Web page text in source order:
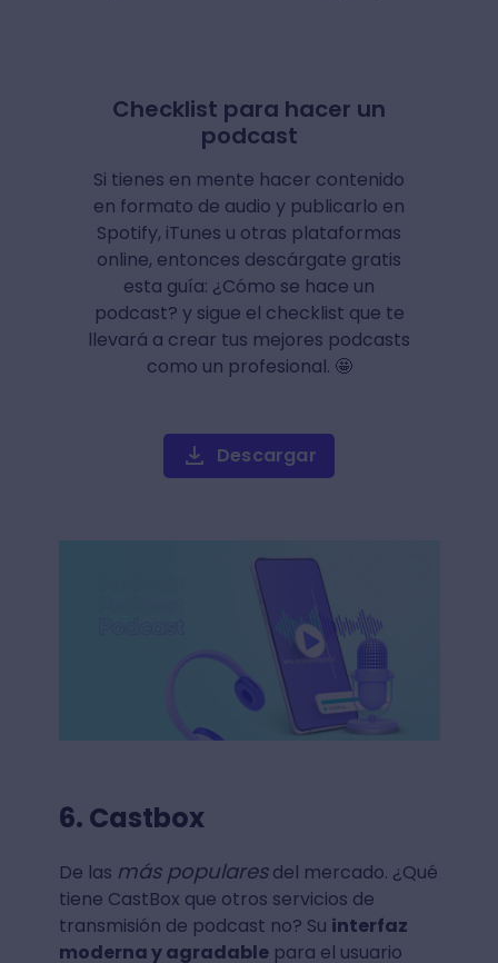
Checklist para hacer un
podcast
Si tienes en mente hacer contenido
en formato de audio y publicarlo en
Spotify, iTunes u otras plataformas
online, entonces descárgate gratis
esta guía: ¿Cómo se hace un
podcast? y sigue el checklist que te
llevará a crear tus mejores podcasts
como un profesional. 🤩
Descargar
6. Castbox
De las más popularesdel mercado. ¿Qué
tiene CastBox que otros servicios de
transmisión de podcast no? Su interfaz
moderna y agradablepara el usuario